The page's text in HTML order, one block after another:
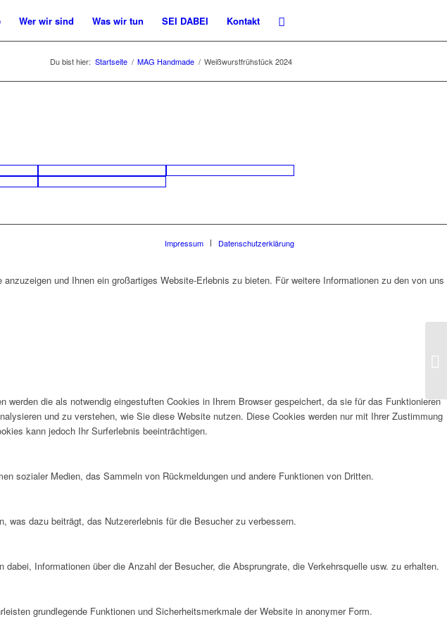
Wer wir sind Was wir tun SEI DABEI Kontakt
Du bist hier: Startseite / MAG Handmade / Weißwurstfrühstück 2024
Impressum Datenschutzerklärung
und Ihnen ein großartiges Website-Erlebnis zu bieten. Für weitere Informationen zu den von uns
die als notwendig eingestuften Cookies in Ihrem Browser gespeichert, da sie für das Funktionieren
und zu verstehen, wie Sie diese Website nutzen. Diese Cookies werden nur mit Ihrer Zustimmung
kann jedoch Ihr Surferlebnis beeinträchtigen.
sozialer Medien, das Sammeln von Rückmeldungen und andere Funktionen von Dritten.
was dazu beiträgt, das Nutzererlebnis für die Besucher zu verbessern.
Informationen über die Anzahl der Besucher, die Absprungrate, die Verkehrsquelle usw. zu erhalten.
grundlegende Funktionen und Sicherheitsmerkmale der Website in anonymer Form.